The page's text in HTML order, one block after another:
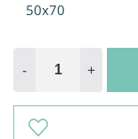
50x70
- +